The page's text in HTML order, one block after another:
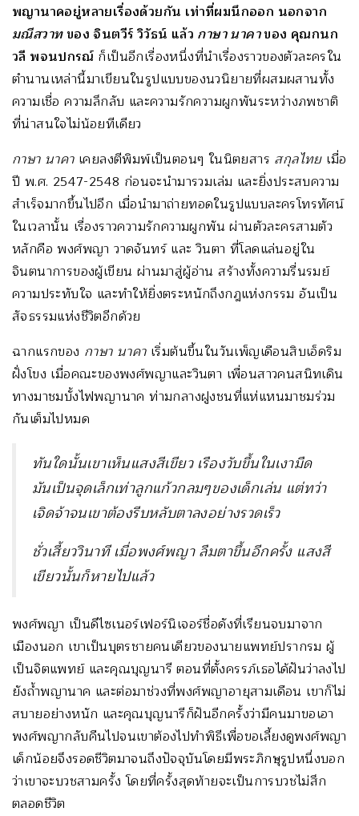
พญานาคอยู่หลายเรื่องด้วยกัน เท่าที่ผมนึกออก นอกจาก
มณีสวาทของ จินตวีร์ วิวัธน์ แล้ว กาษา นาคาของ คุณกนก
วลี พจนปกรณ์ ก็เป็นอีกเรื่องหนึ่งที่นำเรื่องราวของตัวละครใน
ตำนานเหล่านี้มาเขียนในรูปแบบของนวนิยายที่ผสมผสานทั้ง
ความเชื่อ ความลึกลับ และความรักความผูกพันระหว่างภพชาติ
ที่น่าสนใจไม่น้อยทีเดียว
กาษา นาคาเคยลงตีพิมพ์เป็นตอนๆ ในนิตยสาร สกุลไทยเมื่อ
ปี พ.ศ. 2547-2548 ก่อนจะนำมารวมเล่ม และยิ่งประสบความ
สำเร็จมากขึ้นไปอีก เมื่อนำมาถ่ายทอดในรูปแบบละครโทรทัศน์
ในเวลานั้น เรื่องราวความรักความผูกพัน ผ่านตัวละครสามตัว
หลักคือ พงศ์พญา วาดจันทร์ และ วินตา ที่โลดแล่นอยู่ใน
จินตนาการของผู้เขียน ผ่านมาสู่ผู้อ่าน สร้างทั้งความรื่นรมย์
ความประทับใจ และทำให้ยิ่งตระหนักถึงกฎแห่งกรรม อันเป็น
สัจธรรมแห่งชีวิตอีกด้วย
ฉากแรกของ กาษา นาคาเริ่มต้นขึ้นในวันเพ็ญเดือนสิบเอ็ดริม
ฝั่งโขง เมื่อคณะของพงศ์พญาและวินตา เพื่อนสาวคนสนิทเดิน
ทางมาชมบั้งไฟพญานาค ท่ามกลางฝูงชนที่แห่แหนมาชมร่วม
กันเต็มไปหมด
ทันใดนั้นเขาเห็นแสงสีเขียว เรืองวับขึ้นในเงามืด
มันเป็นจุดเล็กเท่าลูกแก้วกลมๆของเด็กเล่น แต่ทว่า
เจิดจ้าจนเขาต้องรีบหลับตาลงอย่างรวดเร็ว
ชั่วเสี้ยววินาที เมื่อพงศ์พญา ลืมตาขึ้นอีกครั้ง แสงสี
เขียวนั้นก็หายไปแล้ว
พงศ์พญา เป็นดีไซเนอร์เฟอร์นิเจอร์ชื่อดังที่เรียนจบมาจาก
เมืองนอก เขาเป็นบุตรชายคนเดียวของนายแพทย์ปรากรม ผู้
เป็นจิตแพทย์ และคุณบุญนารี ตอนที่ตั้งครรภ์เธอได้ฝันว่าลงไป
ยังถ้ำพญานาค และต่อมาช่วงที่พงศ์พญาอายุสามเดือน เขาก็ไม่
สบายอย่างหนัก และคุณบุญนารีก็ฝันอีกครั้งว่ามีคนมาขอเอา
พงศ์พญากลับคืนไปจนเขาต้องไปทำพิธีเพื่อขอเลี้ยงดูพงศ์พญา
เด็กน้อยจึงรอดชีวิตมาจนถึงปัจจุบันโดยมีพระภิกษุรูปหนึ่งบอก
ว่าเขาจะบวชสามครั้ง โดยที่ครั้งสุดท้ายจะเป็นการบวชไม่สึก
ตลอดชีวิต